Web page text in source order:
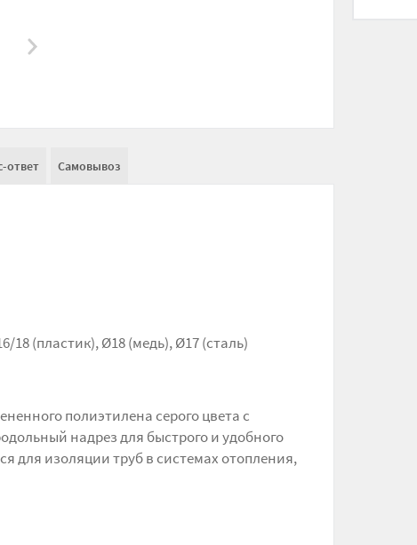
ответ Самовывоз
(пластик), Ø18 (медь), Ø17 (сталь)
полиэтилена серого цвета с
надрез для быстрого и удобного
для изоляции труб в системах отопления,